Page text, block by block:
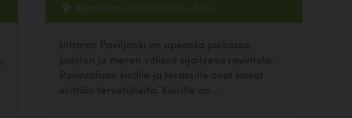
Rykmentintie 29 20880 Turku, Turku
Uittamo Paviljonki on upeassa paikassa,
puiston ja meren välissä sijaitseva ravintola.
Ravintolaan sisälle ja terassille ovat koirat
erittäin tervetulleita. Koirille on...